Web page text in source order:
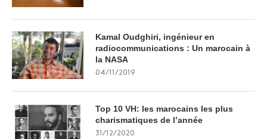
Kamal Oudghiri, ingénieur en
radiocommunications : Un marocain à
la NASA
04/11/2019
Top 10 VH: les marocains les plus
charismatiques de l’année
31/12/2020